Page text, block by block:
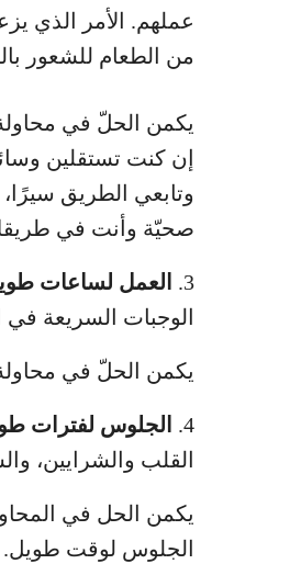
عملهم. الأمر الذي
من الطعام للشعور
يكمن الحلّ في
إن كنت تستقلين
وتابعي الطريق
صحيّة وأنت في
3. العمل لساعات
الوجبات السريعة في
يكمن الحلّ في
4. الجلوس لفترات
القلب والشرايين،
يكمن الحل في
الجلوس لوقت طويل.